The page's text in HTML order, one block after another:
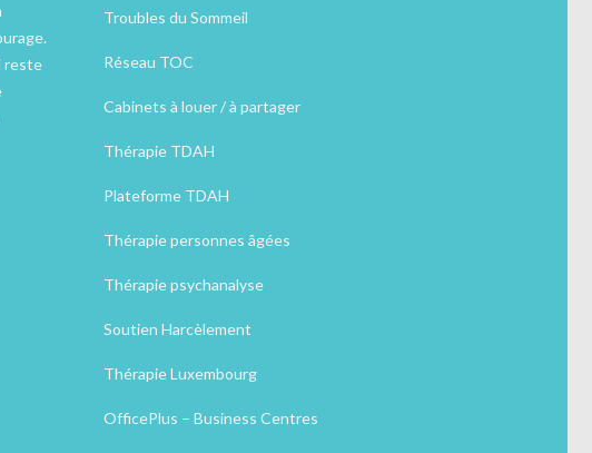
reste
Troubles du Sommeil
Réseau TOC
Cabinets à louer / à partager
Thérapie TDAH
Plateforme TDAH
Thérapie personnes âgées
Thérapie psychanalyse
Soutien Harcèlement
Thérapie Luxembourg
OfficePlus – Business Centres